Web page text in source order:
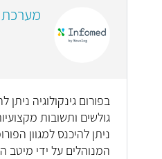
מערכת
בפורום גינקולוגיה
גולשים ותשובות
ניתן להיכנס למגוון
המנוהלים על ידי מיטב